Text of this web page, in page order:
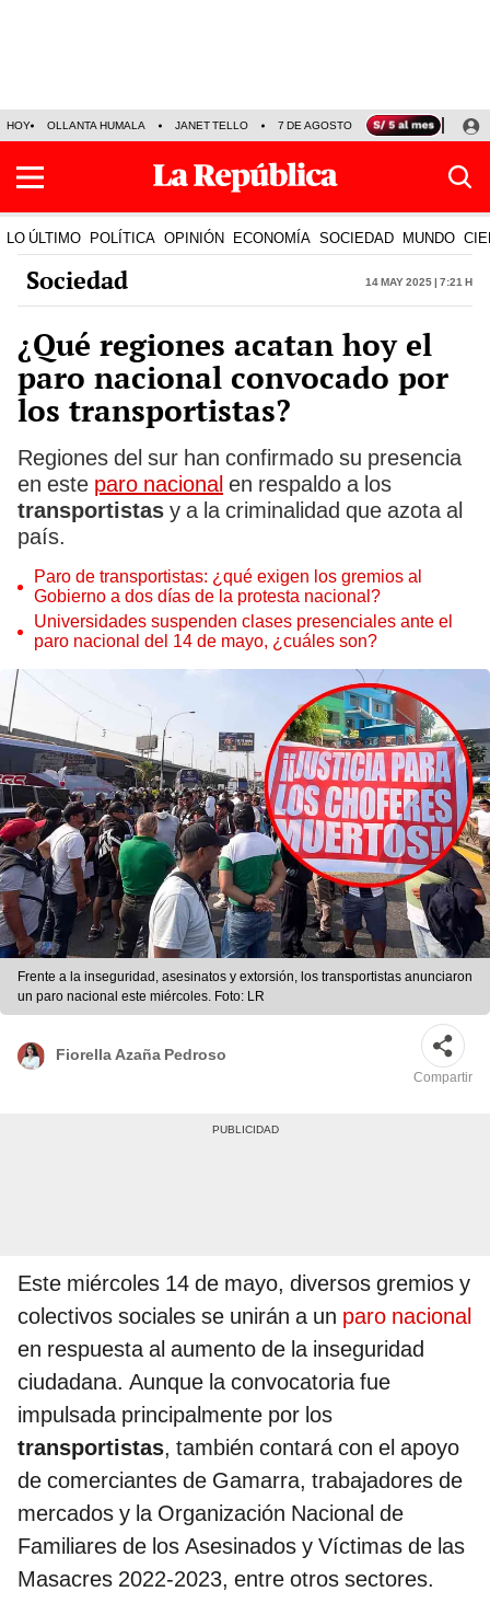
HOY OLLANTA HUMALA JANET TELLO 7 DE AGOSTO TINKA RESULTADOS
LO ÚLTIMO POLÍTICA OPINIÓN ECONOMÍA SOCIEDAD MUNDO
Sociedad 14 May 2025 | 7:21 h
¿Qué regiones acatan hoy el
paro nacional convocado por
los transportistas?
Regiones del sur han confirmado su presencia
en este paro nacional en respaldo a los
transportistas y a la criminalidad que azota al
país.
Paro de transportistas: ¿qué exigen los gremios al
Gobierno a dos días de la protesta nacional?
Universidades suspenden clases presenciales ante el
paro nacional del 14 de mayo, ¿cuáles son?
Frente a la inseguridad, asesinatos y extorsión, los transportistas anunciaron
un paro nacional este miércoles. Foto: LR
Fiorella Azaña Pedroso
Compartir
Este miércoles 14 de mayo, diversos gremios y
colectivos sociales se unirán a un paro nacional
en respuesta al aumento de la inseguridad
ciudadana. Aunque la convocatoria fue
impulsada principalmente por los
transportistas, también contará con el apoyo
de comerciantes de Gamarra, trabajadores de
mercados y la Organización Nacional de
Familiares de los Asesinados y Víctimas de las
Masacres 2022-2023, entre otros sectores.